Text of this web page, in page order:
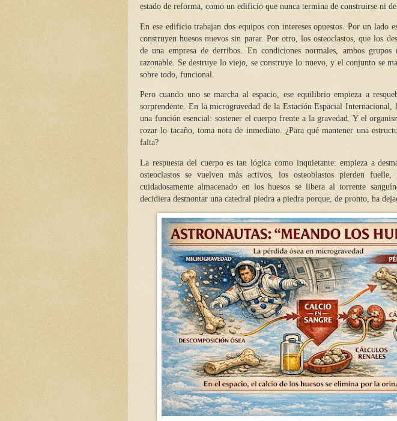
estado de reforma, como un edificio que nunca termina de construirse ni
En ese edificio trabajan dos equipos con intereses opuestos. Por un lado
construyen huesos nuevos sin parar. Por otro, los osteoclastos, que los
de una empresa de derribos. En condiciones normales, ambos
razonable. Se destruye lo viejo, se construye lo nuevo, y el conjunto se
sobre todo, funcional.
Pero cuando uno se marcha al espacio, ese equilibrio empieza a
sorprendente. En la microgravedad de la Estación Espacial Internacional,
una función esencial: sostener el cuerpo frente a la gravedad. Y el
rozar lo tacaño, toma nota de inmediato. ¿Para qué mantener una
falta?
La respuesta del cuerpo es tan lógica como inquietante: empieza a
osteoclastos se vuelven más activos, los osteoblastos pierden
cuidadosamente almacenado en los huesos se libera al torrente
decidiera desmontar una catedral piedra a piedra porque, de pronto, ha